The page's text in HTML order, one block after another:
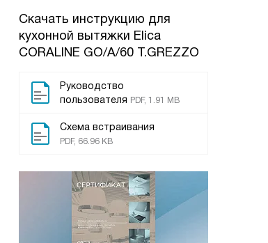
Скачать инструкцию для
кухонной вытяжки Elica
CORALINE GO/A/60 T.GREZZO
Руководство
пользователя PDF, 1.91 MB
Схема встраивания
PDF, 66.96 KB